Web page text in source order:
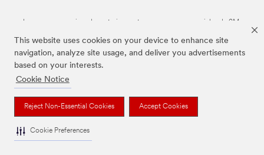
This website uses cookies on your device to enhance site
navigation, analyze site usage, and deliver you advertisements
based on your interests.
Cookie Notice
Reject Non-Essential Cookies Accept Cookies
Cookie Preferences
Las marcas mencionadas anteriormente son marcas comerciales de 3M.